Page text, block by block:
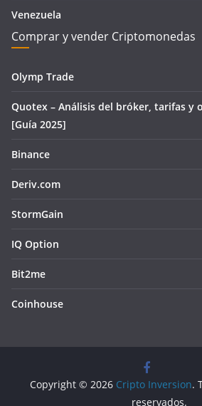
Venezuela
Comprar y vender Criptomonedas
Olymp Trade
Quotex – Análisis del bróker, tarifas y
[Guía 2025]
Binance
Deriv.com
StormGain
IQ Option
Bit2me
Coinhouse
Copyright © 2026 Cripto Inversion.
reservados.